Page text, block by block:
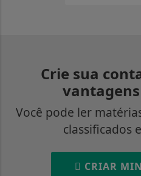
Crie sua
Você pode ler
classificados
CRIAR